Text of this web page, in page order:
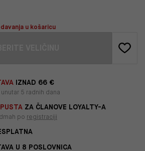
u košaricu
IZNAD 66 €
5 radnih dana
ZA ČLANOVE LOYALTY-A
po registraciji
U 8 POSLOVNICA